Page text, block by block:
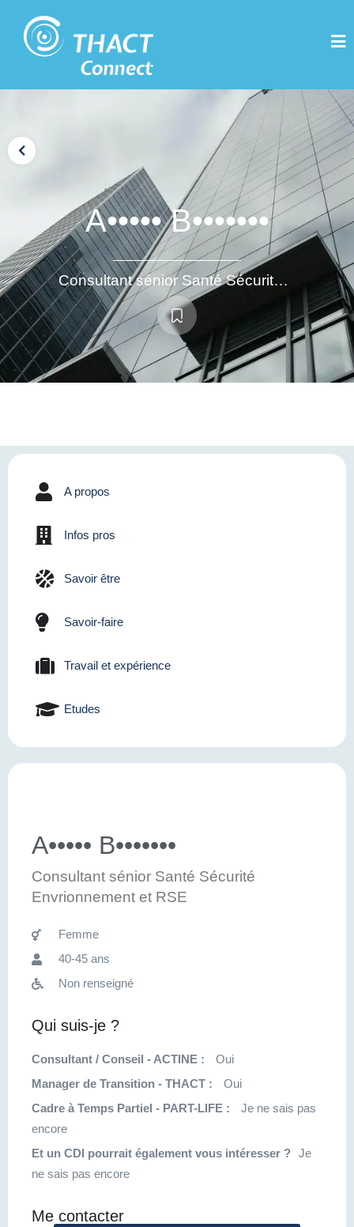
A••••• B•••••••
Consultant sénior Santé Sécurité Envrionnement et RSE
A propos
Infos pros
Savoir être
Savoir-faire
Travail et expérience
Etudes
A••••• B•••••••
Consultant sénior Santé Sécurité
Envrionnement et RSE
Femme
40-45 ans
Non renseigné
Qui suis-je ?
Consultant / Conseil - ACTINE :
Oui
Manager de Transition - THACT :
Oui
Cadre à Temps Partiel - PART-LIFE :
Je ne sais pas
encore
Et un CDI pourrait également vous intéresser ? Je
ne sais pas encore
Me contacter